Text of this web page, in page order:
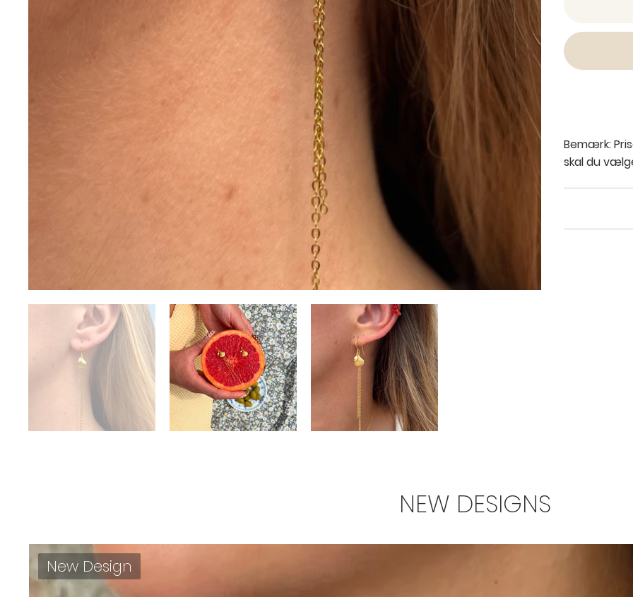
Bemærk:
skal du
NEW DESIGNS
New Design